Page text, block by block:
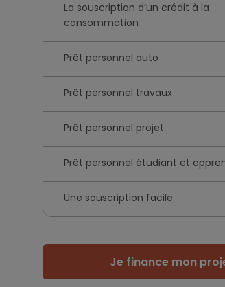
La souscription d’un crédit à la
consommation
Prêt personnel auto
Prêt personnel travaux
Prêt personnel projet
Prêt personnel étudiant et
Une souscription facile
Je finance mon